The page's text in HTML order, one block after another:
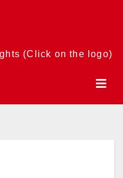
(Click on the logo)